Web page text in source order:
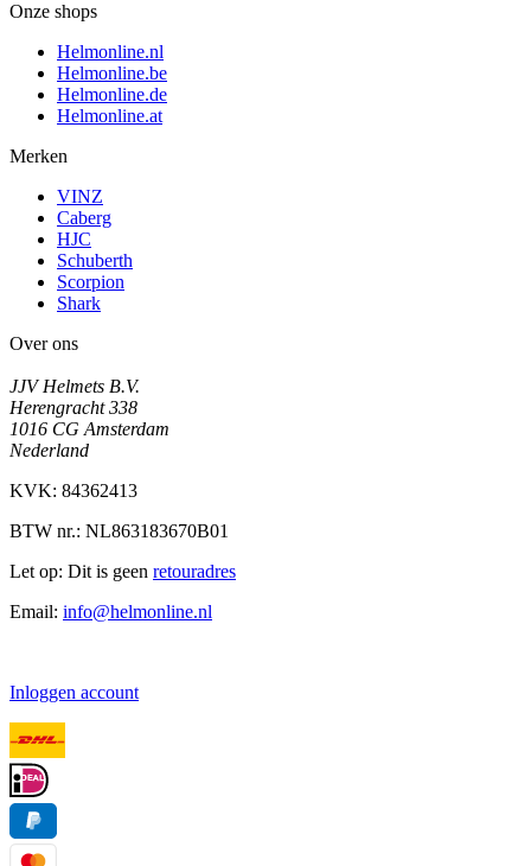
Onze shops
Helmonline.nl
Helmonline.be
Helmonline.de
Helmonline.at
Merken
VINZ
Caberg
HJC
Schuberth
Scorpion
Shark
Over ons
JJV Helmets B.V.
Herengracht 338
1016 CG Amsterdam
Nederland
KVK: 84362413
BTW nr.: NL863183670B01
Let op: Dit is geen retouradres
Email: info@helmonline.nl
Inloggen account